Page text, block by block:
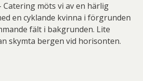
Catering möts vi av en härlig
en cyklande kvinna i förgrunden
fält i bakgrunden. Lite
skymta bergen vid horisonten.